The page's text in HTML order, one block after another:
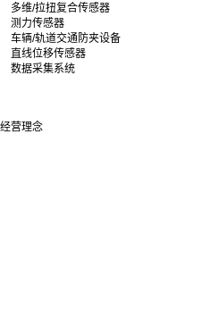
多维/拉扭复合传感器
测力传感器
车辆/轨道交通防夹设备
直线位移传感器
数据采集系统
营理念